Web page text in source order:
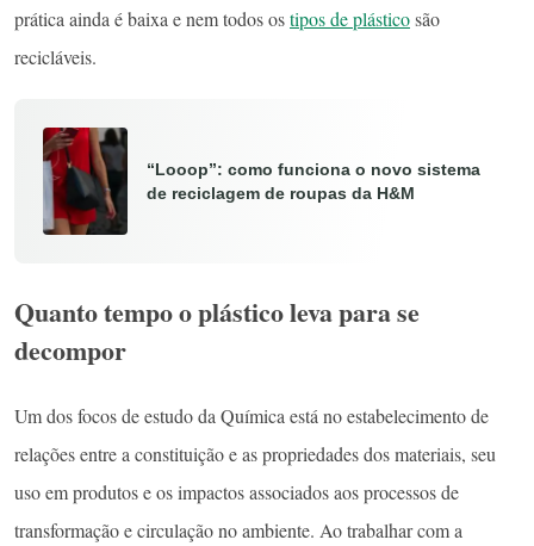
prática ainda é baixa e nem todos ostipos de plásticosão
recicláveis.
“Looop”: como funciona o novo sistema
de reciclagem de roupas da H&M
Quanto tempo o plástico leva para se
decompor
Um dos focos de estudo da Química está no estabelecimento de
relações entre a constituição e as propriedades dos materiais, seu
uso em produtos e os impactos associados aos processos de
transformação e circulação no ambiente. Ao trabalhar com a